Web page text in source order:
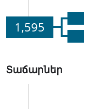
1,595
Տաճարներ